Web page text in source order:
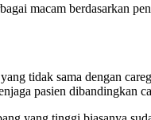
macam berdasarkan
tidak sama dengan
pasien dibandingkan